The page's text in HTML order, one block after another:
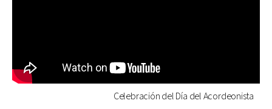
Celebración del Día del Acordeonista